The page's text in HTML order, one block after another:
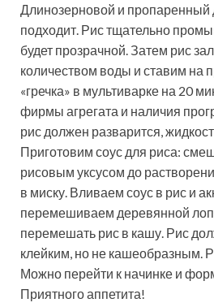
Длинозерновой и пропаренный
подходит. Рис тщательно
будет прозрачной. Затем рис
количеством воды и ставим на
«гречка» в мультиварке на 20
фирмы агрегата и наличия
рис должен разварится,
Приготовим соус для риса:
рисовым уксусом до
в миску. Вливаем соус в рис и
перемешиваем деревянной
перемешать рис в кашу. Рис
клейким, но не кашеобразным.
Можно перейти к начинке и
Приятного аппетита!